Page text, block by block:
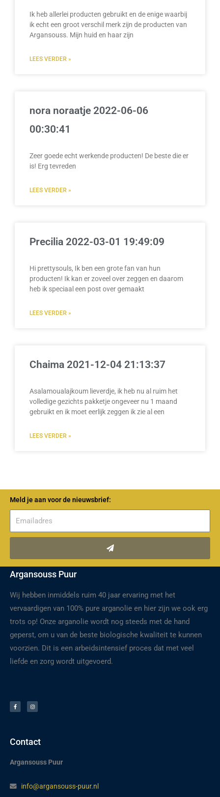
Ik heb allerlei producten gebruikt en de enige waarbij
ik echt een groot verschil merk zijn de producten van
Argansouss. Mijn huid en haar zijn
LEES VERDER »
nora noraatje 2022-06-06
00:30:41
Zeer goede echt werkende producten! De beste die er
is! Erg tevreden
LEES VERDER »
Precilia 2022-03-01 19:49:09
Hi prettysouls, Ik ben een grote fan van hun
producten! Ik kan er zoveel over zeggen en daarom
heb ik speciaal een post over gemaakt
LEES VERDER »
Chaima 2021-12-04 21:13:37
Asalamoualajkoum lieverdje, ik heb nu al ruim het
volledige gezichts pakketje ongeveer nu 1 maand
gebruikt en ik moet eerlijk zeggen ik zie al een
LEES VERDER »
Meld je aan voor de nieuwsbrief:
Verzenden
Argansouss Puur
Wij hebben inmiddels ruim 40 jaar ervaring met het
vervaardigen van 100% pure arganolie en hier zijn we ook erg
trots op! Onze arganolie wordt nog steeds met de hand
geperst, om u van de beste biologische kwaliteit te kunnen
voorzien. Dit is een arbeidsintensief proces dat met veel
liefde en zorg wordt uitgevoerd.
c
e
b
s
t
a
Contact
Argansouss Puur
info@argansouss-puur.nl